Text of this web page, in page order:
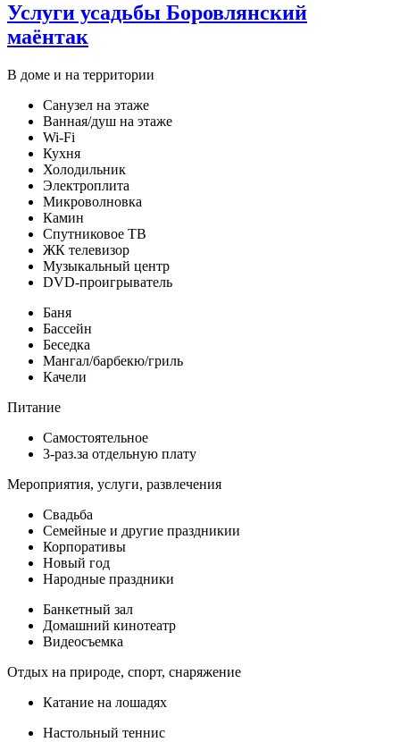
Услуги усадьбы Боровлянский
маёнтак
В доме и на территории
Санузел на этаже
Ванная/душ на этаже
Wi-Fi
Кухня
Холодильник
Электроплита
Микроволновка
Камин
Спутниковое ТВ
ЖК телевизор
Музыкальный центр
DVD-проигрыватель
Баня
Бассейн
Беседка
Мангал/барбекю/гриль
Качели
Питание
Самостоятельное
3-раз.за отдельную плату
Мероприятия, услуги, развлечения
Свадьба
Семейные и другие праздникии
Корпоративы
Новый год
Народные праздники
Банкетный зал
Домашний кинотеатр
Видеосъемка
Отдых на природе, спорт, снаряжение
Катание на лошадях
Настольный теннис